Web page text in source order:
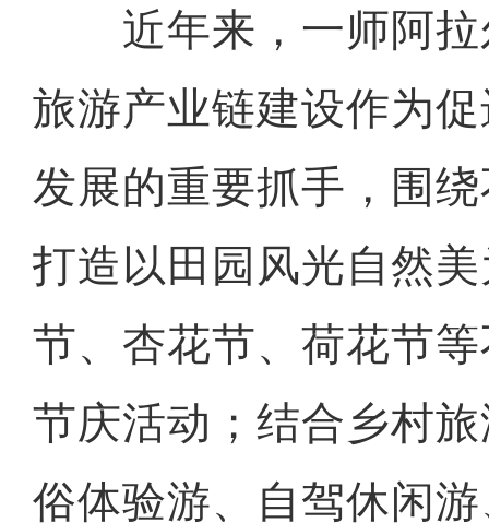
近年来，一师阿拉
旅游产业链建设作为
发展的重要抓手，围
打造以田园风光自然
节、杏花节、荷花节
节庆活动；结合乡村
俗体验游、自驾休闲